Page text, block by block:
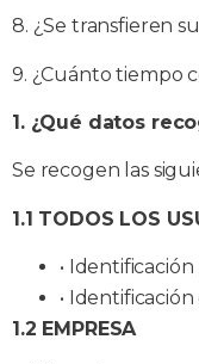
8. ¿Se transfieren
9. ¿Cuánto tiempo
1. ¿Qué datos
Se recogen las
1.1 TODOS LOS
•
• Identificación
1.2 EMPRESA